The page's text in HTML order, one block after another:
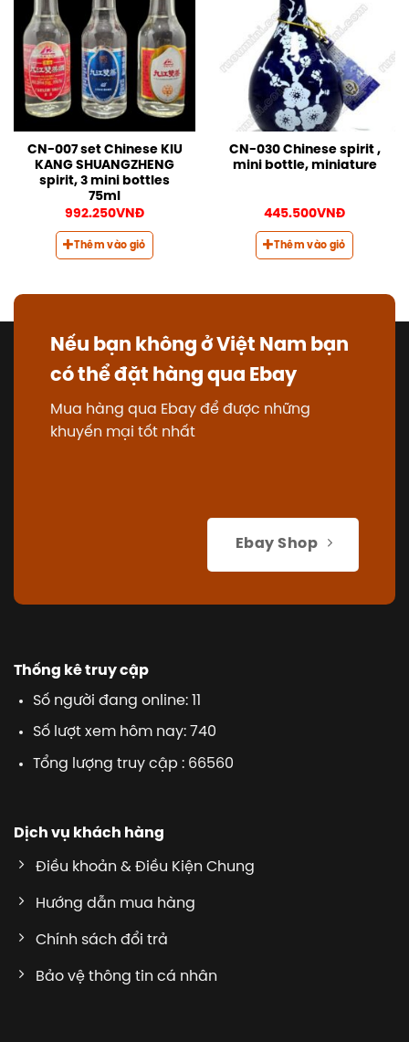
CN-007 set Chinese KIU
KANG SHUANGZHENG
spirit, 3 mini bottles
75ml
992.250VNĐ
Thêm vào giỏ
CN-030 Chinese spirit ,
mini bottle, miniature
445.500VNĐ
Thêm vào giỏ
Nếu bạn không ở Việt Nam bạn
có thể đặt hàng qua Ebay
Mua hàng qua Ebay để được những
khuyến mại tốt nhất
Ebay Shop
Thống kê truy cập
Số người đang online: 11
Số lượt xem hôm nay: 740
Tổng lượng truy cập : 66560
Dịch vụ khách hàng
Điều khoản & Điều Kiện Chung
Hướng dẫn mua hàng
Chính sách đổi trả
Bảo vệ thông tin cá nhân